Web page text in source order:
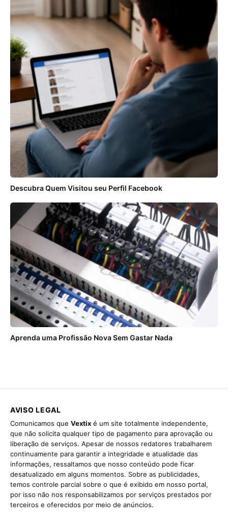
Descubra Quem Visitou seu Perfil Facebook
Aprenda uma Profissão Nova Sem Gastar Nada
AVISO LEGAL
Comunicamos que Vextix é um site totalmente independente,
que não solicita qualquer tipo de pagamento para aprovação ou
liberação de serviços. Apesar de nossos redatores trabalharem
continuamente para garantir a integridade e atualidade das
informações, ressaltamos que nosso conteúdo pode ficar
desatualizado em alguns momentos. Sobre as publicidades,
temos controle parcial sobre o que é exibido em nosso portal,
por isso não nos responsabilizamos por serviços prestados por
terceiros e oferecidos por meio de anúncios.